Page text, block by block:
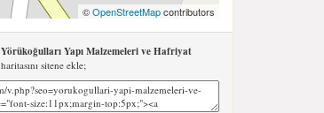
©OpenStreetMapcontributors
Yörükoğulları Yapı Malzemeleri ve Hafriyat
haritasını sitene ekle;